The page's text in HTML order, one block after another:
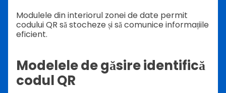
Modulele din interiorul zonei de date permit
codului QR să stocheze și să comunice informațiile
eficient.
Modelele de găsire identifică
codul QR